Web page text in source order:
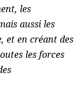
les
aussi les
et en créant des
les forces